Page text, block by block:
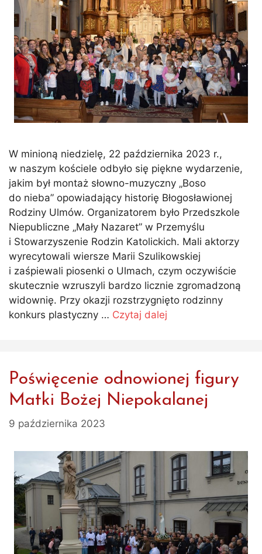
W minioną niedzielę, 22 października 2023 r.,
w naszym kościele odbyło się piękne wydarzenie,
jakim był montaż słowno-muzyczny „Boso
do nieba” opowiadający historię Błogosławionej
Rodziny Ulmów. Organizatorem było Przedszkole
Niepubliczne „Mały Nazaret” w Przemyślu
i Stowarzyszenie Rodzin Katolickich. Mali aktorzy
wyrecytowali wiersze Marii Szulikowskiej
i zaśpiewali piosenki o Ulmach, czym oczywiście
skutecznie wzruszyli bardzo licznie zgromadzoną
widownię. Przy okazji rozstrzygnięto rodzinny
konkurs plastyczny … Czytaj dalej
Poświęcenie odnowionej figury
Matki Bożej Niepokalanej
9 października 2023